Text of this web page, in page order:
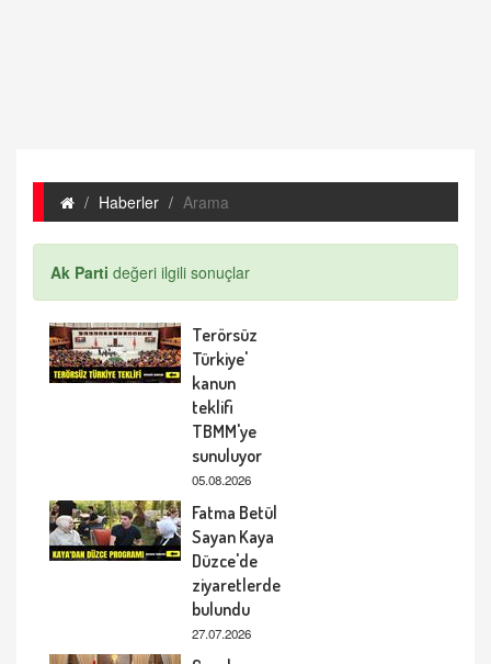
Haberler Arama
Ak Parti değeri ilgili sonuçlar
Terörsüz
Türkiye'
kanun
teklifi
TBMM'ye
sunuluyor
05.08.2026
Fatma Betül
Sayan Kaya
Düzce'de
ziyaretlerde
bulundu
27.07.2026